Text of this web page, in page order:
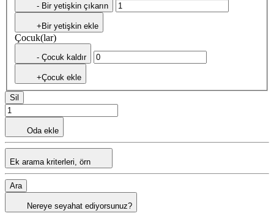
- Bir yetişkin çıkarın
+Bir yetişkin ekle
Çocuk(lar)
- Çocuk kaldır
+Çocuk ekle
Sil
Oda ekle
Ek arama kriterleri, örn
Ara
Nereye seyahat ediyorsunuz?